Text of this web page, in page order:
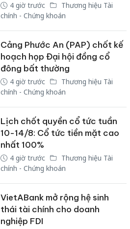
4 giờ trước
Thương hiệu Tài
chính - Chứng khoán
Cảng Phước An (PAP) chốt kế
hoạch họp Đại hội đồng cổ
đông bất thường
4 giờ trước
Thương hiệu Tài
chính - Chứng khoán
Lịch chốt quyền cổ tức tuần
10-14/8: Cổ tức tiền mặt cao
nhất 100%
4 giờ trước
Thương hiệu Tài
chính - Chứng khoán
VietABank mở rộng hệ sinh
thái tài chính cho doanh
nghiệp FDI